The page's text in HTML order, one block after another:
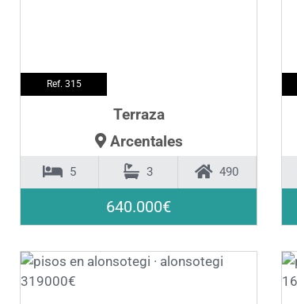
Ref. 315
Terraza
Arcentales
5 3 490
640.000€